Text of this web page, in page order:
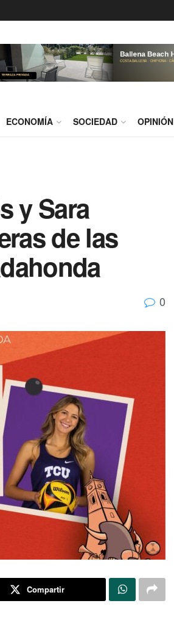
ECONOMÍA SOCIEDAD OPINIÓN
y Sara
de las
0
Compartir